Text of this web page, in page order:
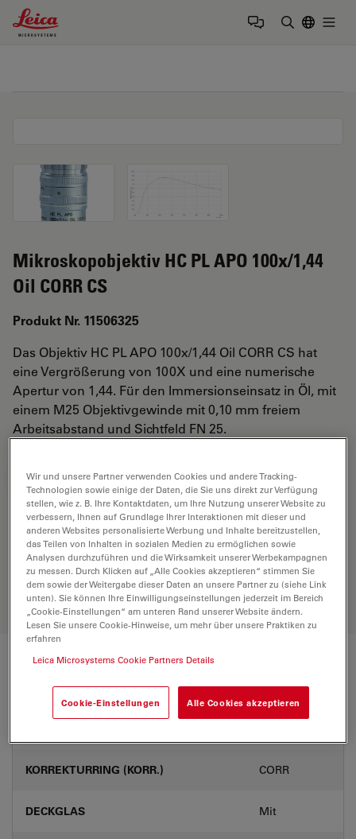
Leica Microsystems Logo
Mikroskopobjektiv HC PL APO 100x/1,44
Oil CORR CS
Produkt Nr. 11506325
Das Objektiv HC PL APO 100x/1,44 Oil CORR CS hat
eine Vergrößerung von 100X und eine numerische
Apertur von 1,44. Für den Immersionseinsatz in Öl, mit
einem M25 Objektivgewinde mit 0,10 mm freiem
Arbeitsabstand und Sichtfeld FN 25.
ANGEBOT ANFORDERN
Entdecken Sie die perfekte Lösung.
Erkunden Sie unserenObjective
Finder, vergleichen Sie Alternativen
und finden Sie die beste Lösung für
Ihre Anforderungen.
Technische Daten
KORREKTURRING (KORR.) CORR
DECKGLAS Mit
Wir und unsere Partner verwenden Cookies und andere Tracking-
Technologien sowie einige der Daten, die Sie uns direkt zur Verfügung
stellen, wie z. B. Ihre Kontaktdaten, um Ihre Nutzung unserer Website zu
verbessern, Ihnen auf Grundlage Ihrer Interaktionen mit dieser und
anderen Websites personalisierte Werbung und Inhalte bereitzustellen,
das Teilen von Inhalten in sozialen Medien zu ermöglichen sowie
Analysen durchzuführen und die Wirksamkeit unserer Werbekampagnen
zu messen. Durch Klicken auf „Alle Cookies akzeptieren“ stimmen Sie
dem sowie der Weitergabe dieser Daten an unsere Partner zu (siehe Link
unten). Sie können Ihre Einwilligungseinstellungen jederzeit im Bereich
„Cookie-Einstellungen“ am unteren Rand unserer Website ändern.
Lesen Sie unsere Cookie-Hinweise, um mehr über unsere Praktiken zu
erfahren
Leica Microsystems Cookie Partners Details
Cookie-Einstellungen Alle Cookies akzeptieren